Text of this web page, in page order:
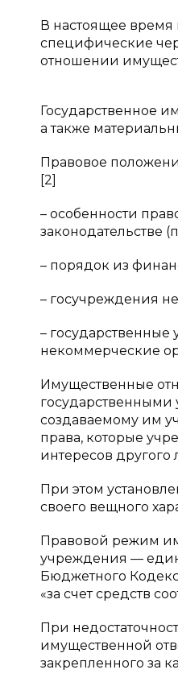
В настоящее время
специфические
отношении
Государственное
а также
Правовое
[2]
– особенности
законодательстве
– порядок из
– госучреждения
– государственные
некоммерческие
Имущественные
создаваемому им
права, которые
интересов другого
При этом
своего вещного
Правовой режим
учреждения —
Бюджетного
«за счет средств
При
имущественной
закрепленного за